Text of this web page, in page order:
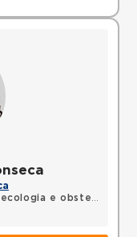
e obstetrícia